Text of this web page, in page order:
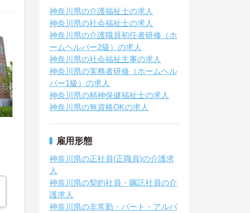
神奈川県の介護福祉士の求人
神奈川県の社会福祉士の求人
神奈川県の介護職員初任者研修（ホ
ームヘルパー2級）の求人
神奈川県の社会福祉主事の求人
神奈川県の実務者研修（ホームヘル
パー1級）の求人
神奈川県の精神保健福祉士の求人
神奈川県の無資格OKの求人
雇用形態
神奈川県の正社員(正職員)の介護求
人
神奈川県の契約社員・嘱託社員の介
護求人
神奈川県の非常勤・パート・アルバ